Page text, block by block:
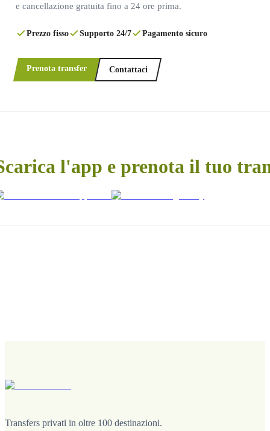
e cancellazione gratuita fino a 24 ore prima.
Prezzo fisso Supporto 24/7 Pagamento sicuro
Prenota transfer Contattaci
l'app e prenota il tuo
Transfers privati in oltre 100 destinazioni.